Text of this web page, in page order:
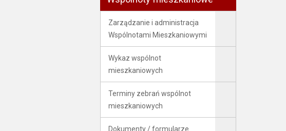
Zarządzanie i administracja
Wspólnotami Mieszkaniowymi
Wykaz wspólnot
mieszkaniowych
Terminy zebrań wspólnot
mieszkaniowych
Dokumenty / formularze